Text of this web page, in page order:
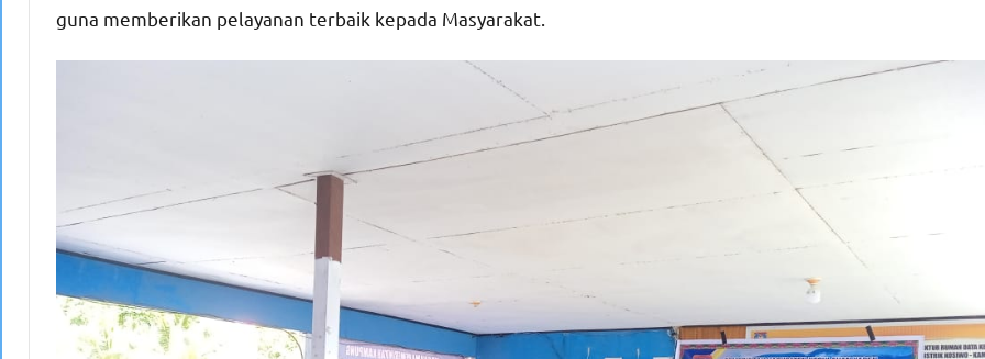
guna memberikan pelayanan terbaik kepada Masyarakat.